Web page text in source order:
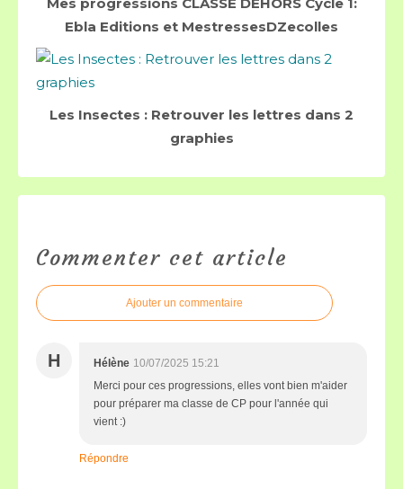
Ebla Editions et MestressesDZecolles
Les Insectes : Retrouver les lettres dans 2
graphies
Commenter cet article
Ajouter un commentaire
H Hélène 10/07/2025 15:21
Merci pour ces progressions, elles vont bien m'aider
pour préparer ma classe de CP pour l'année qui
vient :)
Répondre